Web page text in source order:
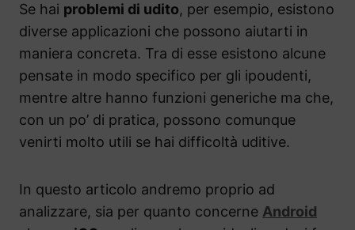
Se hai problemi di udito, per esempio, esistono
diverse applicazioni che possono aiutarti in
maniera concreta. Tra di esse esistono alcune
pensate in modo specifico per gli ipoudenti,
mentre altre hanno funzioni generiche ma che,
con un po’ di pratica, possono comunque
venirti molto utili se hai difficoltà uditive.
In questo articolo andremo proprio ad
analizzare, sia per quanto concerne Android